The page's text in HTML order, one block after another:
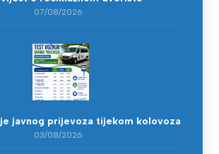
07/08/2026
javnog prijevoza tijekom kolovoza
03/08/2026